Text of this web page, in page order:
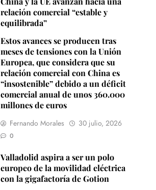
relación comercial “estable y
equilibrada”
Estos avances se producen tras
meses de tensiones con la Unión
Europea, que considera que su
relación comercial con China es
“insostenible” debido a un déficit
comercial anual de unos 360.000
millones de euros
Fernando Morales 30 julio, 2026
0
Valladolid aspira a ser un polo
europeo de la movilidad eléctrica
con la gigafactoría de Gotion